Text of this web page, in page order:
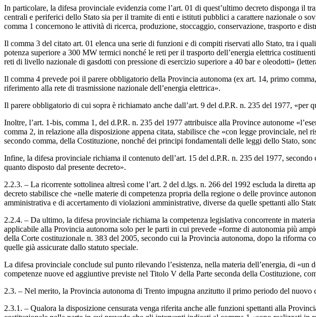
In particolare, la difesa provinciale evidenzia come l’art. 01 di quest’ultimo decreto disponga il
centrali e periferici dello Stato sia per il tramite di enti e istituti pubblici a carattere nazionale o
comma 1 concernono le attività di ricerca, produzione, stoccaggio, conservazione, trasporto e
Il comma 3 del citato art. 01 elenca una serie di funzioni e di compiti riservati allo Stato, tra i
potenza superiore a 300 MW termici nonché le reti per il trasporto dell’energia elettrica
reti di livello nazionale di gasdotti con pressione di esercizio superiore a 40 bar e oleodotti»
Il comma 4 prevede poi il parere obbligatorio della Provincia autonoma (ex art. 14, primo
riferimento alla rete di trasmissione nazionale dell’energia elettrica».
Il parere obbligatorio di cui sopra è richiamato anche dall’art. 9 del d.P.R. n. 235 del 1977,
Inoltre, l’art. 1-bis, comma 1, del d.P.R. n. 235 del 1977 attribuisce alla Province autonome
comma 2, in relazione alla disposizione appena citata, stabilisce che «con legge provinciale,
secondo comma, della Costituzione, nonché dei principi fondamentali delle leggi dello Stato,
Infine, la difesa provinciale richiama il contenuto dell’art. 15 del d.P.R. n. 235 del 1977,
quanto disposto dal presente decreto».
2.2.3. – La ricorrente sottolinea altresì come l’art. 2 del d.lgs. n. 266 del 1992 escluda la diretta
decreto stabilisce che «nelle materie di competenza propria della regione o delle province
amministrativa e di accertamento di violazioni amministrative, diverse da quelle spettanti allo
2.2.4. – Da ultimo, la difesa provinciale richiama la competenza legislativa concorrente in
applicabile alla Provincia autonoma solo per le parti in cui prevede «forme di autonomia più
della Corte costituzionale n. 383 del 2005, secondo cui la Provincia autonoma, dopo la riforma
quelle già assicurate dallo statuto speciale.
La difesa provinciale conclude sul punto rilevando l’esistenza, nella materia dell’energia, di
competenze nuove ed aggiuntive previste nel Titolo V della Parte seconda della Costituzione,
2.3. – Nel merito, la Provincia autonoma di Trento impugna anzitutto il primo periodo del
2.3.1. – Qualora la disposizione censurata venga riferita anche alle funzioni spettanti alla